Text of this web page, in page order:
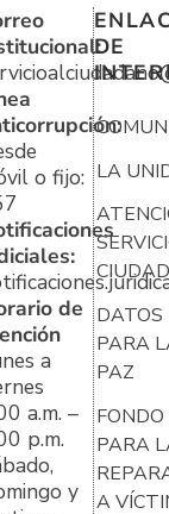
o fijo:
de
a
a.m. –
p.m.
y
DE
LA
DATOS
PARA
PAZ
FONDO
PARA
A